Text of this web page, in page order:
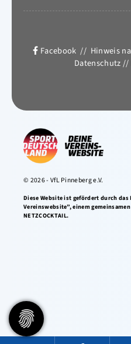
Facebook // Hinweis
Datenschutz//
© 2026 - VfL Pinneberg e.V.
Diese Website ist gefördert durch
Vereinswebsite”, einem
NETZCOCKTAIL.